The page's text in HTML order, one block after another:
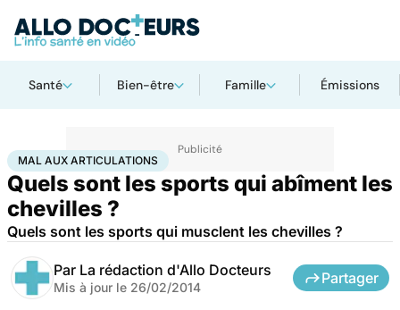
Santé Bien-être Famille Émissions
AccueilSantéMaladiesMal aux articulations
MAL AUX ARTICULATIONS
Quels sont les sports qui abîment les
chevilles ?
Quels sont les sports qui musclent les chevilles ?
Par La rédaction d'Allo Docteurs
Mis à jour le 26/02/2014
Partager